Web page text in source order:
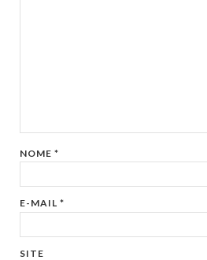
NOME*
E-MAIL*
SITE